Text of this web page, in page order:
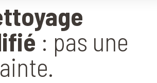
: pas une
.